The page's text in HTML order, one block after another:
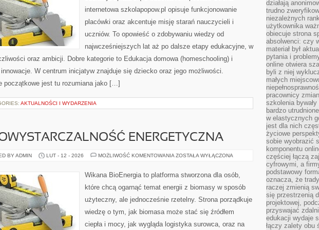
internetowa szkolapopow.pl opisuje funkcjonowanie
placówki oraz akcentuje misję starań nauczycieli i
uczniów. To opowieść o zdobywaniu wiedzy od
najwcześniejszych lat aż po dalsze etapy edukacyjne, w
oraz ambicji. Dobre kategorie to Edukacja domowa (homeschooling) i
W centrum inicjatyw znajduje się dziecko oraz jego możliwości.
początkowe jest tu rozumiana jako […]
AKTUALNOŚCI I WYDARZENIA
ENERGETYCZNA
BY ADMIN LUT - 12 - 2026 MOŻLIWOŚĆ KOMENTOWANIA SAMOWYSTARCZALNOŚĆ
ZOSTAŁA WYŁĄCZONA
Wikana BioEnergia to platforma stworzona dla osób,
które chcą ogarnąć temat energii z biomasy w sposób
użyteczny, ale jednocześnie rzetelny. Strona porządkuje
wiedzę o tym, jak biomasa może stać się źródłem
ciepła i mocy, jak wygląda logistyka surowca, oraz na
działają
trudno
niezależnych
użytkownika
obiecuje strona
absolwenci: czy
materiał był
pytania i
online otwiera
byli z niej
małych
pracownicy
szkolenia
bardzo
w elastycznych
jest dla nich
życiowe
sobie wyobrazić
komponentu
częściej łączą
cyfrowymi, a
podstawowy
oznacza, że
raczej zmienią
się przestrzenią
projektowej,
przyswajać
edukacji wydaje
łączy zalety obu